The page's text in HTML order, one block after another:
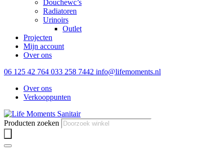
Douchewc’s
Radiatoren
Urinoirs
Outlet
Projecten
Mijn account
Over ons
06 125 42 764 033 258 7442 info@lifemoments.nl
Over ons
Verkooppunten
Producten zoeken